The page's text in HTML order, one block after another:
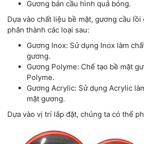
Gương bán cầu hình quả bóng.
Dựa vào chất liệu bề mặt, gương cầu
phân thành các loại sau:
Gương Inox: Sử dụng Inox làm
gương.
Gương Polyme: Chế tạo bề mặt
Polyme.
Gương Acrylic: Sử dụng Acrylic
mặt gương.
Dựa vào vị trí lắp đặt, chúng ta có thể